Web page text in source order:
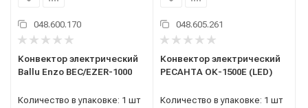
048.600.170
Конвектор электрический
Ballu Enzo BEC/EZER-1000
Количество в упаковке: 1 шт
048.605.261
Конвектор электрический
РЕСАНТА ОК-1500Е (LED)
Количество в упаковке: 1 шт